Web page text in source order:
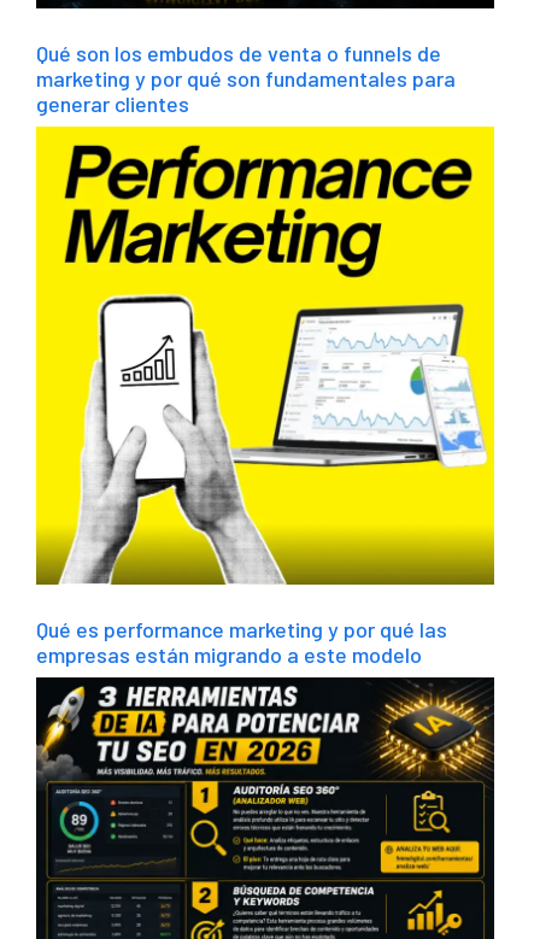
Qué son los embudos de venta o funnels de
marketing y por qué son fundamentales para
generar clientes
Qué es performance marketing y por qué las
empresas están migrando a este modelo